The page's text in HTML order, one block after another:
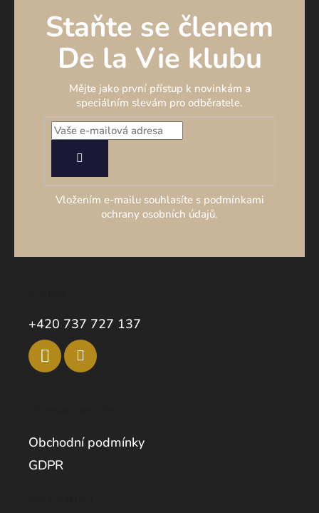
Staňte se členem
De la Vie klubu
Mějte jako první přístup k novinkám a
speciálním slevám pro odběratele.
SE
Vložením e-mailu souhlasíte s podmínkami
ochrany osobních údajů.
+420 737 727 137
Obchodní podmínky
GDPR